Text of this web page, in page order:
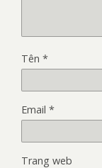
Tên *
Email *
Trang web